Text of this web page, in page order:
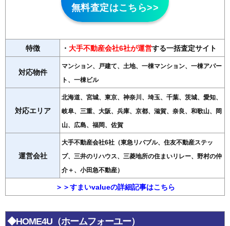
無料査定はこちら>>
特徴 ・ 大手不動産会社6社が運営する一括査定サイト
対応物件
マンション、戸建て、土地、一棟マンション、一棟アパー
ト、一棟ビル
対応エリア
北海道、宮城、東京、神奈川、埼玉、千葉、茨城、愛知、
岐阜、三重、大阪、兵庫、京都、滋賀、奈良、和歌山、岡
山、広島、福岡、佐賀
運営会社
大手不動産会社6社（東急リバブル、住友不動産ステッ
プ、三井のリハウス、三菱地所の住まいリレー、野村の仲
介＋、小田急不動産）
＞＞すまいvalueの詳細記事はこちら
◆HOME4U（ホームフォーユー）